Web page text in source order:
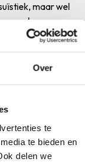
Over
te
te bieden en
delen we
maar wel
gevolgen van
en verbeteren in